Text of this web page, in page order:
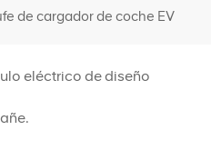
de cargador de coche EV
eléctrico de diseño